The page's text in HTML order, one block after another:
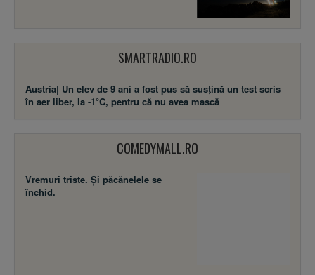
SMARTRADIO.RO
Austria| Un elev de 9 ani a fost pus să susţină un test scris
în aer liber, la -1°C, pentru că nu avea mască
COMEDYMALL.RO
Vremuri triste. Şi păcănelele se
închid.